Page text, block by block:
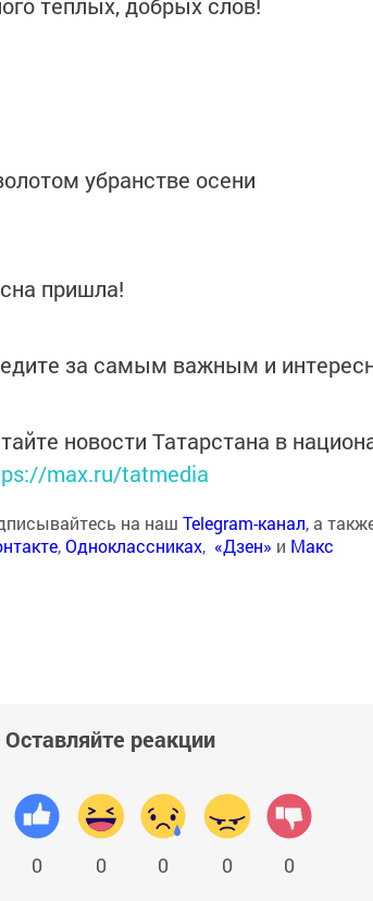
убранстве осени
пришла!
за самым важным и
новости Татарстана в
max.ru/tatmedia
на наш Telegram-канал, а
,Одноклассниках, «Дзен» и Макс
Оставляйте реакции
0 0 0 0 0